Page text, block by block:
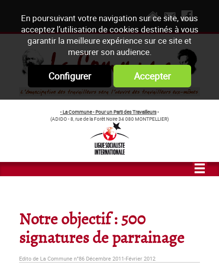
En poursuivant votre navigation sur ce site, vous
acceptez l’utilisation de cookies destinés à vous
garantir la meilleure expérience sur ce site et
mesurer son audience.
Configurer Accepter
- La Commune - Pour un Parti des Travailleurs-
(ADIDO - 8, rue de la Forêt Noire 34 080 MONTPELLIER)
Notre objectif : 500
signatures de parrainage
Edito de La Commune n°86 Décembre 2011-Février 2012